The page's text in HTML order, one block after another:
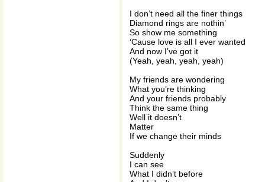
I don’t need all the finer things
Diamond rings are nothin’
So show me something
‘Cause love is all I ever wanted
And now I’ve got it
(Yeah, yeah, yeah, yeah)
My friends are wondering
What you’re thinking
And your friends probably
Think the same thing
Well it doesn’t
Matter
If we change their minds
Suddenly
I can see
What I didn’t before